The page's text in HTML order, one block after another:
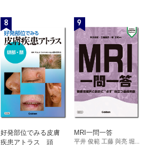
8
好発部位でみる皮膚
疾患アトラス 頭
9
MRI一問一答
平井 俊範 工藤 與亮 堀...